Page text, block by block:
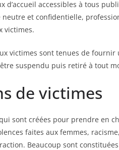
d’accueil accessibles à tous
et confidentielle,
victimes.
victimes sont tenues de
être suspendu puis retiré à tout
de victimes
qui sont créées pour prendre en
racisme, etc.), ou d’accidents collectifs, donc
Beaucoup sont